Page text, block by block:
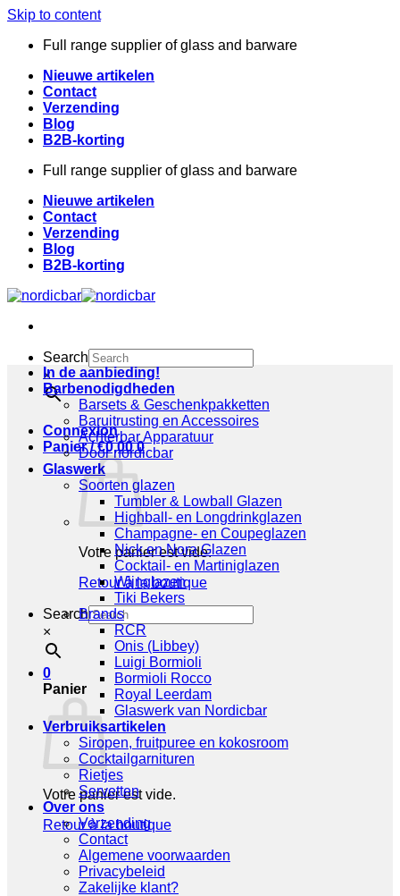
Skip to content
Full range supplier of glass and barware
Nieuwe artikelen
Contact
Verzending
Blog
B2B-korting
Full range supplier of glass and barware
Nieuwe artikelen
Contact
Verzending
Blog
B2B-korting
Search
×
Connexion
Panier /€0,00 0
Votre panier est vide.
Retour à la boutique
Search
×
0
Panier
Votre panier est vide.
Retour à la boutique
In de aanbieding!
Barbenodigdheden
Barsets & Geschenkpakketten
Baruitrusting en Accessoires
Achterbar Apparatuur
Door nordicbar
Glaswerk
Soorten glazen
Tumbler & Lowball Glazen
Highball- en Longdrinkglazen
Champagne- en Coupeglazen
Nick en Nora Glazen
Cocktail- en Martiniglazen
Wijnglazen
Tiki Bekers
Brands
RCR
Onis (Libbey)
Luigi Bormioli
Bormioli Rocco
Royal Leerdam
Glaswerk van Nordicbar
Verbruiksartikelen
Siropen, fruitpuree en kokosroom
Cocktailgarnituren
Rietjes
Servetten
Over ons
Verzending
Contact
Algemene voorwaarden
Privacybeleid
Zakelijke klant?